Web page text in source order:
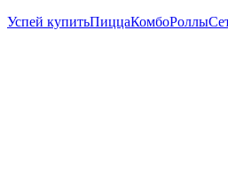
Успей купитьПиццаКомбоРоллы